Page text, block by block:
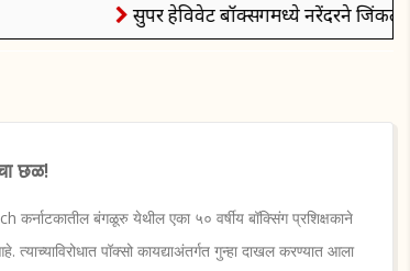
सुपर हेविवेट बॉक्सिंगमध्ये नरेंदरने जिंकले
छळ!
बंगळूरु येथील एका ५० वर्षीय बॉक्सिंग प्रशिक्षकाने
पॉक्सो कायद्याअंतर्गत गुन्हा दाखल करण्यात आला